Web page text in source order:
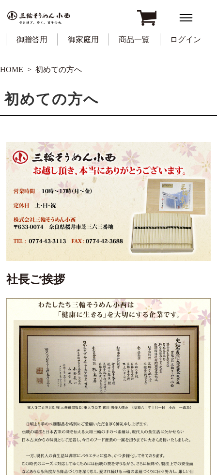
御贈答用 御家庭用 商品一覧 ログイン
HOME 初めての方へ
初めての方へ
社長ご挨拶